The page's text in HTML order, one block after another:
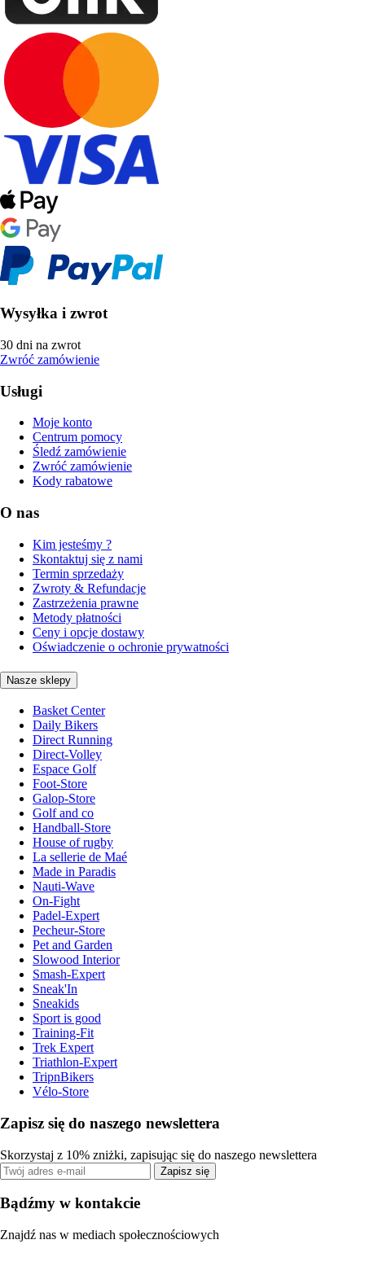
Wysyłka i zwrot
30 dni na zwrot
Zwróć zamówienie
Usługi
Moje konto
Centrum pomocy
Śledź zamówienie
Zwróć zamówienie
Kody rabatowe
O nas
Kim jesteśmy ?
Skontaktuj się z nami
Termin sprzedaży
Zwroty & Refundacje
Zastrzeżenia prawne
Metody płatności
Ceny i opcje dostawy
Oświadczenie o ochronie prywatności
Nasze sklepy
Basket Center
Daily Bikers
Direct Running
Direct-Volley
Espace Golf
Foot-Store
Galop-Store
Golf and co
Handball-Store
House of rugby
La sellerie de Maé
Made in Paradis
Nauti-Wave
On-Fight
Padel-Expert
Pecheur-Store
Pet and Garden
Slowood Interior
Smash-Expert
Sneak'In
Sneakids
Sport is good
Training-Fit
Trek Expert
Triathlon-Expert
TripnBikers
Vélo-Store
Zapisz się do naszego newslettera
Skorzystaj z 10% zniżki, zapisując się do naszego newslettera
Zapisz się
Bądźmy w kontakcie
Znajdź nas w mediach społecznościowych